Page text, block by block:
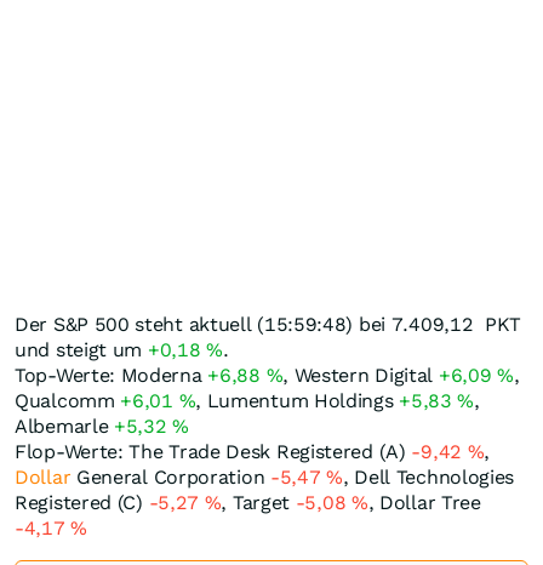
Der S&P 500 steht aktuell (15:59:48) bei 7.409,12 PKT
und steigt um +0,18%.
Top-Werte: Moderna +6,88 %, Western Digital +6,09%,
Qualcomm +6,01 %, Lumentum Holdings +5,83%,
Albemarle +5,32%
Flop-Werte: The Trade Desk Registered (A) -9,42 %,
Dollar General Corporation -5,47%, Dell Technologies
Registered (C) -5,27 %, Target -5,08 %, Dollar Tree
-4,17%